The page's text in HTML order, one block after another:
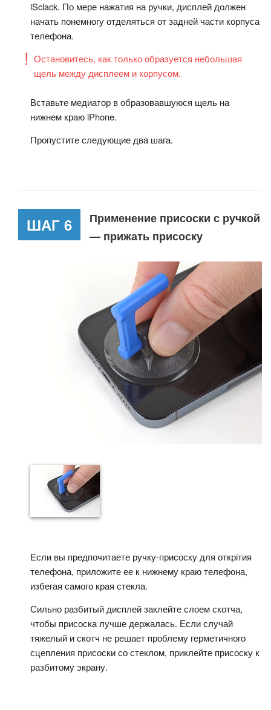
iSclack. По мере нажатия на ручки, дисплей должен
начать понемногу отделяться от задней части корпуса
телефона.
Остановитесь, как только образуется небольшая
щель между дисплеем и корпусом.
Вставьте медиатор в образовавшуюся щель на
нижнем краю iPhone.
Пропустите следующие два шага.
ШАГ 6
Применение присоски с ручкой
— прижать присоску
Если вы предпочитаете ручку-присоску для открітия
телефона, приложите ее к нижнему краю телефона,
избегая самого края стекла.
Сильно разбитый дисплей заклейте слоем скотча,
чтобы присоска лучше держалась. Если случай
тяжелый и скотч не решает проблему герметичного
сцепления присоски со стеклом, приклейте присоску к
разбитому экрану.